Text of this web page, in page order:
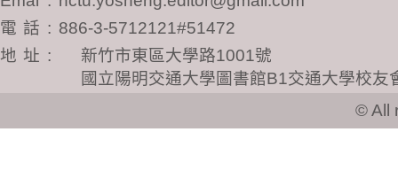
電話 : 886-3-5712121#51472
地址 :
新竹市東區大學路1001號
國立陽明交通大學圖書館B1交通大學校友
© All